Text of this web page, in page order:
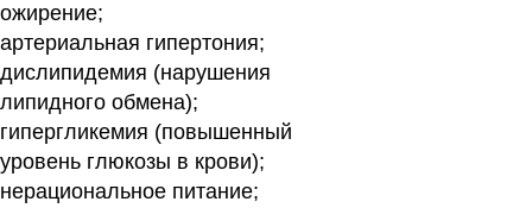
ожирение;
артериальная гипертония;
дислипидемия (нарушения
липидного обмена);
гипергликемия (повышенный
уровень глюкозы в крови);
нерациональное питание;